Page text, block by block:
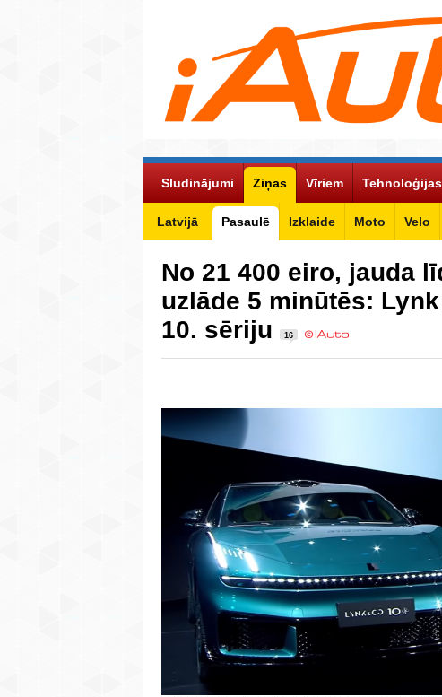
Sludinājumi Ziņas
Latvijā Pasaulē Izklaide Moto Velo
Vīriem Tehnoloģijas
No 21 400 eiro, jauda
uzlāde 5 minūtēs:
10. sēriju
16